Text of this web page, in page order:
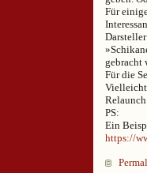
Für
gebracht
Für die
Vielleicht
PS:
Ein
https://